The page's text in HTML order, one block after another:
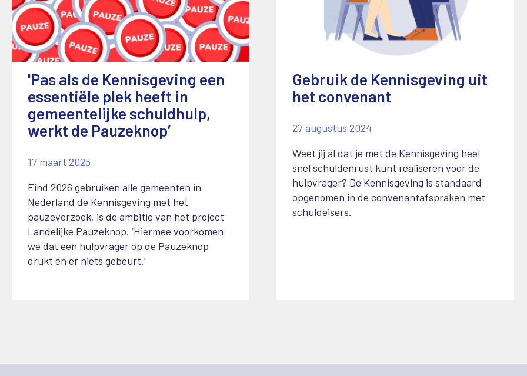
'Pas als de Kennisgeving een
essentiële plek heeft in
gemeentelijke schuldhulp,
werkt de Pauzeknop’
17 maart 2025
Eind 2026 gebruiken alle gemeenten in
Nederland de Kennisgeving met het
pauzeverzoek, is de ambitie van het project
Landelijke Pauzeknop. ‘Hiermee voorkomen
we dat een hulpvrager op de Pauzeknop
drukt en er niets gebeurt.’
Gebruik de Kennisgeving uit
het convenant
27 augustus 2024
Weet jij al dat je met de Kennisgeving heel
snel schuldenrust kunt realiseren voor de
hulpvrager? De Kennisgeving is standaard
opgenomen in de convenantafspraken met
schuldeisers.